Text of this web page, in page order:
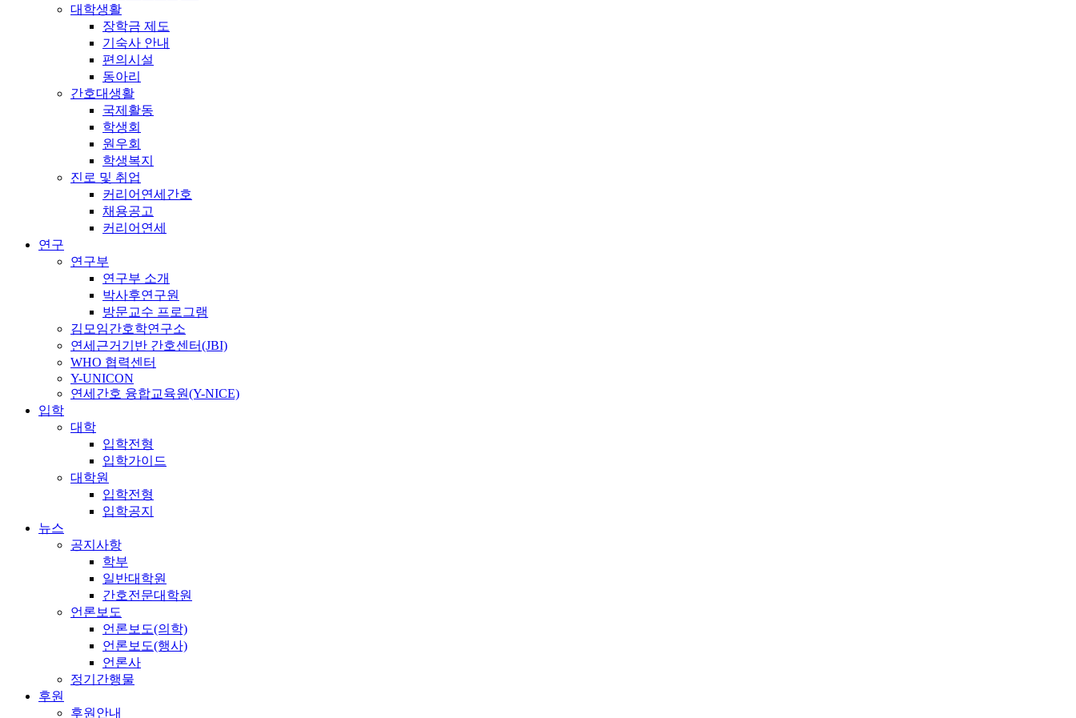
대학생활
장학금 제도
기숙사 안내
편의시설
동아리
간호대생활
국제활동
학생회
원우회
학생복지
진로 및 취업
커리어연세간호
채용공고
커리어연세
연구
연구부
연구부 소개
박사후연구원
방문교수 프로그램
김모임간호학연구소
연세근거기반 간호센터(JBI)
WHO 협력센터
Y-UNICON
연세간호 융합교육원(Y-NICE)
입학
대학
입학전형
입학가이드
대학원
입학전형
입학공지
뉴스
공지사항
학부
일반대학원
간호전문대학원
언론보도
언론보도(의학)
언론보도(행사)
언론사
정기간행물
후원
후원안내